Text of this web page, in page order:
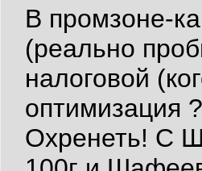
В промзоне-
(реально
налоговой
оптимизация
Охренеть! С